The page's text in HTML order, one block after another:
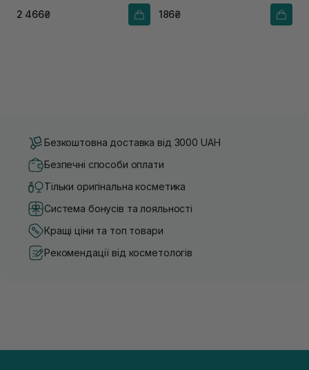
2 466₴ 186₴
Безкоштовна доставка від 3000 UAH
Безпечні способи оплати
Тільки оригінальна косметика
Система бонусів та лояльності
Кращі ціни та топ товари
Рекомендації від косметологів